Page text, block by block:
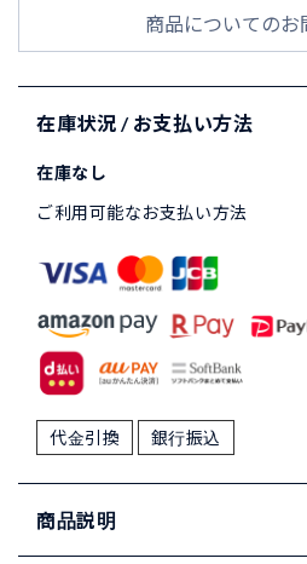
商品についてのお
在庫状況 / お支払い方法
在庫なし
ご利用可能なお支払い方法
代金引換 銀行振込
商品説明